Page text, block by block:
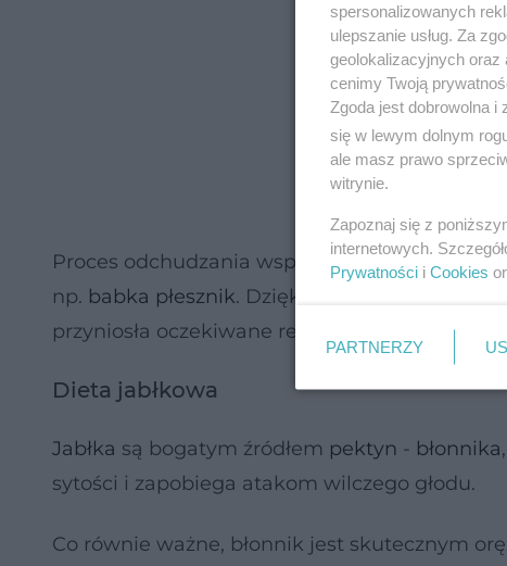
Proces odchudzania wspomagają takżezioła
np. babka płesznik. Dzięki nim nie trzeba w
przyniosła oczekiwane rezultaty.
Dieta jabłkowa
Jabłka są bogatym źródłem pektyn - błonnika
sytości i zapobiega atakom wilczego głodu.
Co równie ważne, błonnik jest skutecznym
spersonalizowanych
ulepszanie usług. Za
geolokalizacyjnych oraz
cenimy Twoją
Zgoda jest dobrowolna
się w lewym dolnym
ale masz prawo
witrynie.
Zapoznaj się z
internetowych.
Prywatności i Cookies
PARTNERZY